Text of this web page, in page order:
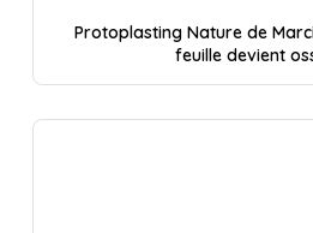
Protoplasting Nature de
feuille devient